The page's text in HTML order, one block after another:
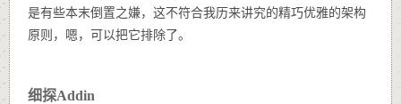
是有些本末倒置之嫌，这不符合我历来讲究的精巧优雅的架构
原则，嗯，可以把它排除了。
细探Addin